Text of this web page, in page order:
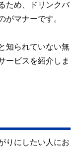
デアを提供するお金の
ため、ドリンクバ
がマナーです。
知られていない無
ービスを紹介しま
りにしたい人にお